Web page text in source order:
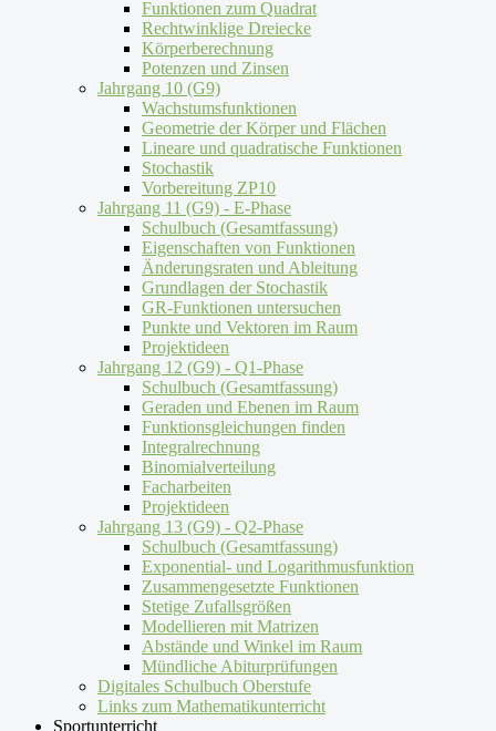
Funktionen zum Quadrat
Rechtwinklige Dreiecke
Körperberechnung
Potenzen und Zinsen
Jahrgang 10 (G9)
Wachstumsfunktionen
Geometrie der Körper und Flächen
Lineare und quadratische Funktionen
Stochastik
Vorbereitung ZP10
Jahrgang 11 (G9) - E-Phase
Schulbuch (Gesamtfassung)
Eigenschaften von Funktionen
Änderungsraten und Ableitung
Grundlagen der Stochastik
GR-Funktionen untersuchen
Punkte und Vektoren im Raum
Projektideen
Jahrgang 12 (G9) - Q1-Phase
Schulbuch (Gesamtfassung)
Geraden und Ebenen im Raum
Funktionsgleichungen finden
Integralrechnung
Binomialverteilung
Facharbeiten
Projektideen
Jahrgang 13 (G9) - Q2-Phase
Schulbuch (Gesamtfassung)
Exponential- und Logarithmusfunktion
Zusammengesetzte Funktionen
Stetige Zufallsgrößen
Modellieren mit Matrizen
Abstände und Winkel im Raum
Mündliche Abiturprüfungen
Digitales Schulbuch Oberstufe
Links zum Mathematikunterricht
Sportunterricht